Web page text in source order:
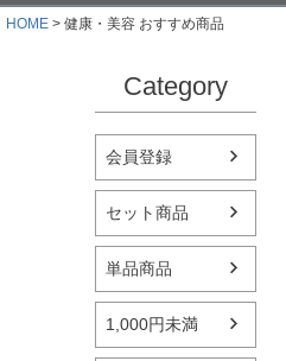
HOME 健康・美容 おすすめ商品
Category
会員登録
セット商品
単品商品
1,000円未満